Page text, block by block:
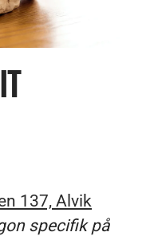
137, Alvik
specifik på